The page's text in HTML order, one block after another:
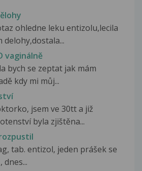
ohledne leku entizolu,lecila
delohy,dostala...
vaginálně
bych se zeptat jak mám
kdy mi můj...
jsem ve 30tt a již
byla zjištěna...
tab. entizol, jeden prášek se